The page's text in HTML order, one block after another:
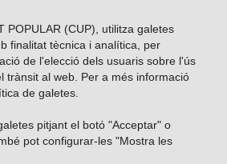
POPULAR (CUP), utilitza galetes
finalitat tècnica i analítica, per
de l'elecció dels usuaris sobre l'ús
trànsit al web. Per a més informació
de galetes
pitjant el botó "Acceptar" o
pot configurar-les "Mostra les
al nostre butlletí?